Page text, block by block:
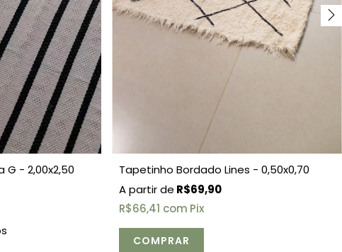
- 2,00x2,50
Tapetinho Bordado Lines - 0,50x0,70
R$69,90
R$66,41 com Pix